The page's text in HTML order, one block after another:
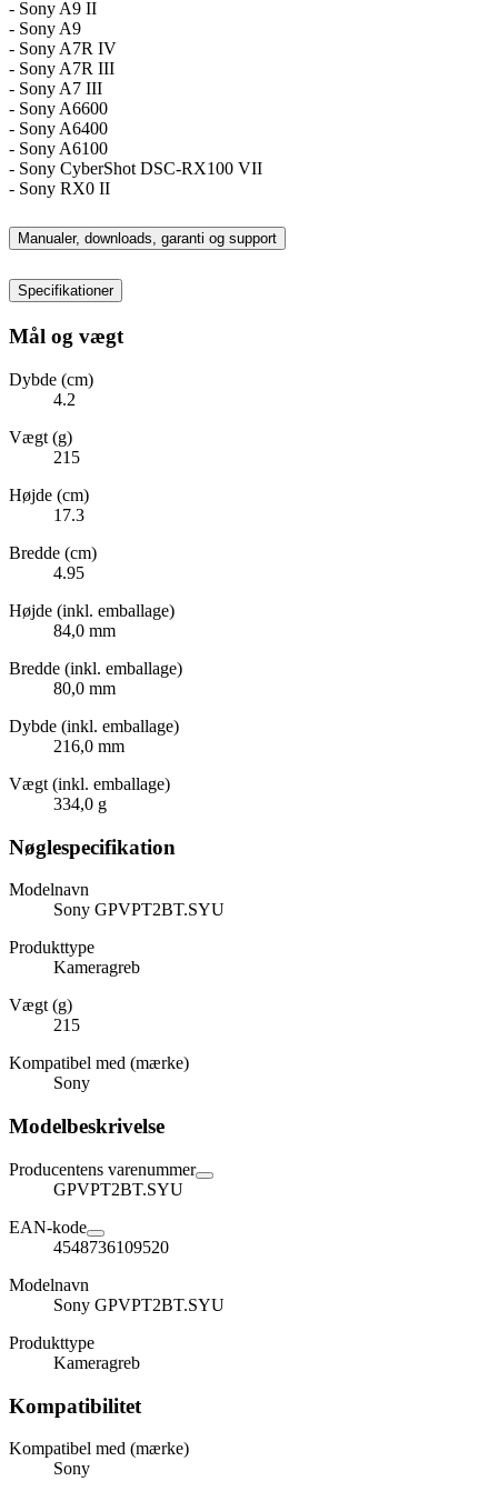
- Sony A9 II
- Sony A9
- Sony A7R IV
- Sony A7R III
- Sony A7 III
- Sony A6600
- Sony A6400
- Sony A6100
- Sony CyberShot DSC-RX100 VII
- Sony RX0 II
Manualer, downloads, garanti og support
Specifikationer
Mål og vægt
Dybde (cm)
4.2
Vægt (g)
215
Højde (cm)
17.3
Bredde (cm)
4.95
Højde (inkl. emballage)
84,0 mm
Bredde (inkl. emballage)
80,0 mm
Dybde (inkl. emballage)
216,0 mm
Vægt (inkl. emballage)
334,0 g
Nøglespecifikation
Modelnavn
Sony GPVPT2BT.SYU
Produkttype
Kameragreb
Vægt (g)
215
Kompatibel med (mærke)
Sony
Modelbeskrivelse
Producentens varenummer
GPVPT2BT.SYU
EAN-kode
4548736109520
Modelnavn
Sony GPVPT2BT.SYU
Produkttype
Kameragreb
Kompatibilitet
Kompatibel med (mærke)
Sony